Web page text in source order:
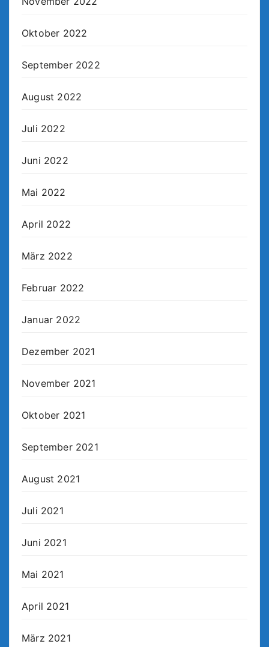
Oktober 2022
September 2022
August 2022
Juli 2022
Juni 2022
Mai 2022
April 2022
März 2022
Februar 2022
Januar 2022
Dezember 2021
November 2021
Oktober 2021
September 2021
August 2021
Juli 2021
Juni 2021
Mai 2021
April 2021
März 2021